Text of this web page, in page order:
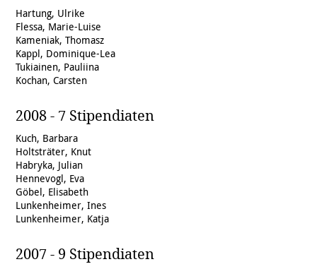
Hartung, Ulrike
Flessa, Marie-Luise
Kameniak, Thomasz
Kappl, Dominique-Lea
Tukiainen, Pauliina
Kochan, Carsten
2008 - 7 Stipendiaten
Kuch, Barbara
Holtsträter, Knut
Habryka, Julian
Hennevogl, Eva
Göbel, Elisabeth
Lunkenheimer, Ines
Lunkenheimer, Katja
2007 - 9 Stipendiaten